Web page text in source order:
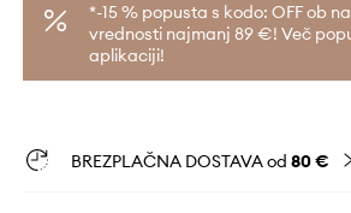
*-15 % popusta s kodo: OFF ob
vrednosti najmanj 89 €! Več
aplikaciji!
BREZPLAČNA DOSTAVA od 80 €